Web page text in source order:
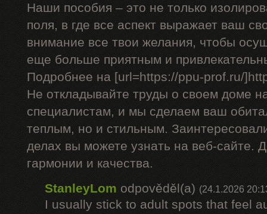
Наши пособия – это не только
поля, в где все аспект выражает ваш
внимание все твои желания, чтобы
еще больше приятным и
Подробнее на [url=https://ppu-prof.ru/
Не откладывайте труды о своем доме
специалистам, и мы сделаем ваш
теплым, но и стильным.
делах вы можете узнать на веб-сайте.
гармонии и качества.
StanleyLom odpověděl(a) (24.1.2026
I usually stick to adult spots that feel